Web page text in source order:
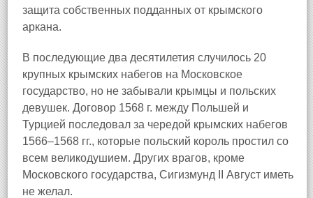
защита собственных подданных от крымского
аркана.
В последующие два десятилетия случилось 20
крупных крымских набегов на Московское
государство, но не забывали крымцы и польских
девушек. Договор 1568 г. между Польшей и
Турцией последовал за чередой крымских набегов
1566–1568 гг., которые польский король простил со
всем великодушием. Других врагов, кроме
Московского государства, Сигизмунд II Август иметь
не желал.